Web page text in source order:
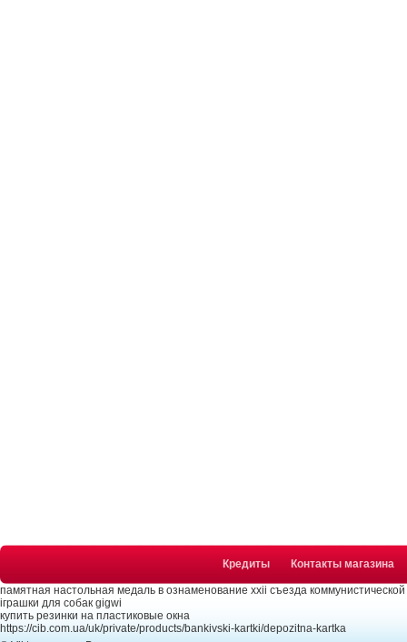
Кредиты Контакты магазина
памятная настольная медаль в ознаменование xxii съезда коммунистической
іграшки для собак gigwi
купить резинки на пластиковые окна
https://cib.com.ua/uk/private/products/bankivski-kartki/depozitna-kartka